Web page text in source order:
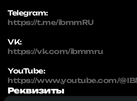
Telegram:
https://t.me/ibmmRU
VK:
https://vk.com/ibmmru
YouTube:
https://www.youtube.com/
Реквизиты